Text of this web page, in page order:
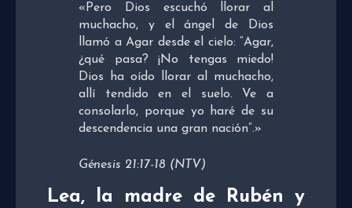
«Pero Dios escuchó llorar al
muchacho, y el ángel de Dios
llamó a Agar desde el cielo: “Agar,
¿qué pasa? ¡No tengas miedo!
Dios ha oído llorar al muchacho,
allí tendido en el suelo. Ve a
consolarlo, porque yo haré de su
descendencia una gran nación”.»
Génesis 21:17-18 (NTV)
Lea, la madre de Rubén y